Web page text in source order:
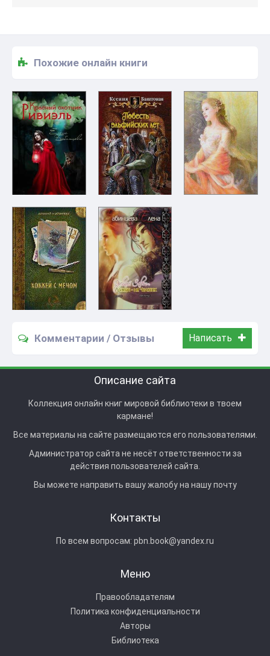
Похожие онлайн книги
Комментарии / Отзывы Написать
Описание сайта
Коллекция онлайн книг мировой библиотеки в твоем
кармане!
Все материалы на сайте размещаются его пользователями.
Администратор сайта не несёт ответственности за
действия пользователей сайта.
Вы можете направить вашу жалобу на нашу почту
Контакты
По всем вопросам: pbn.book@yandex.ru
Меню
Правообладателям
Политика конфиденциальности
Авторы
Библиотека